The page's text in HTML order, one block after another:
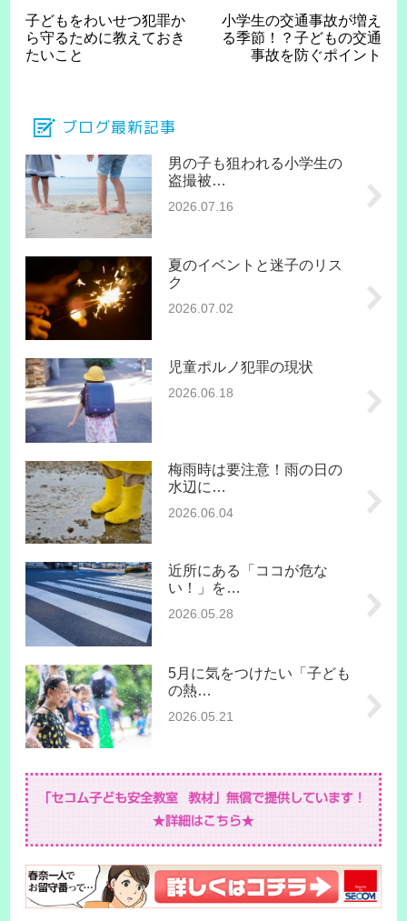
子どもをわいせつ犯罪か
ら守るために教えておき
たいこと
小学生の交通事故が増え
る季節！？子どもの交通
事故を防ぐポイント
ブログ最新記事
男の子も狙われる小学生の
盗撮被…
2026.07.16
夏のイベントと迷子のリス
ク
2026.07.02
児童ポルノ犯罪の現状
2026.06.18
梅雨時は要注意！雨の日の
水辺に…
2026.06.04
近所にある「ココが危な
い！」を…
2026.05.28
5月に気をつけたい「子ども
の熱…
2026.05.21